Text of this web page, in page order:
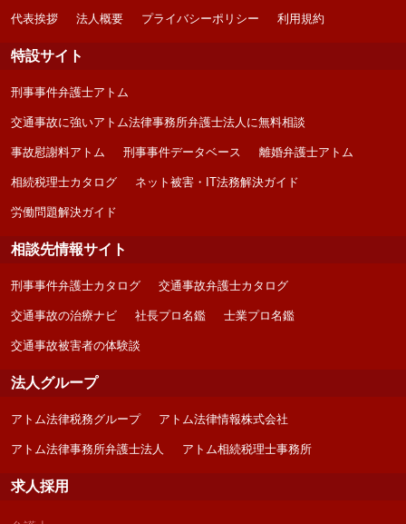
代表挨拶 法人概要 プライバシーポリシー 利用規約
特設サイト
刑事事件弁護士アトム
交通事故に強いアトム法律事務所弁護士法人に無料相談
事故慰謝料アトム 刑事事件データベース 離婚弁護士アトム
相続税理士カタログ ネット被害・IT法務解決ガイド
労働問題解決ガイド
相談先情報サイト
刑事事件弁護士カタログ 交通事故弁護士カタログ
交通事故の治療ナビ 社長プロ名鑑 士業プロ名鑑
交通事故被害者の体験談
法人グループ
アトム法律税務グループ アトム法律情報株式会社
アトム法律事務所弁護士法人 アトム相続税理士事務所
求人採用